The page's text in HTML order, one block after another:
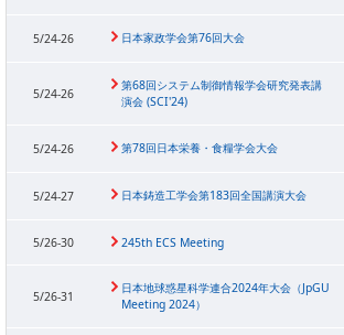
5/24-26 日本家政学会第76回大会
5/24-26
第68回システム制御情報学会研究発表講
演会 (SCI'24)
5/24-26 第78回日本栄養・食糧学会大会
5/24-27 日本鋳造工学会第183回全国講演大会
5/26-30 245th ECS Meeting
5/26-31
日本地球惑星科学連合2024年大会（JpGU
Meeting 2024）